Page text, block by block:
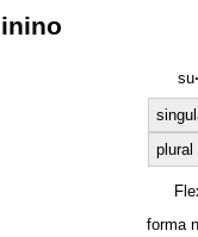
su·
plural
forma